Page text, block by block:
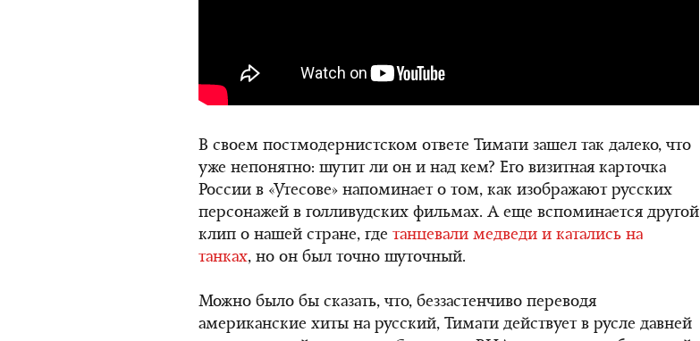
В своем постмодернистском ответе Тимати зашел так далеко, что
уже непонятно: шутит ли он и над кем? Его визитная карточка
России в «Утесове» напоминает о том, как изображают русских
персонажей в голливудских фильмах. А еще вспоминается другой
клип о нашей стране, где танцевали медведи и катались на
танках, но он был точно шуточный.
Можно было бы сказать, что, беззастенчиво переводя
американские хиты на русский, Тимати действует в русле давней